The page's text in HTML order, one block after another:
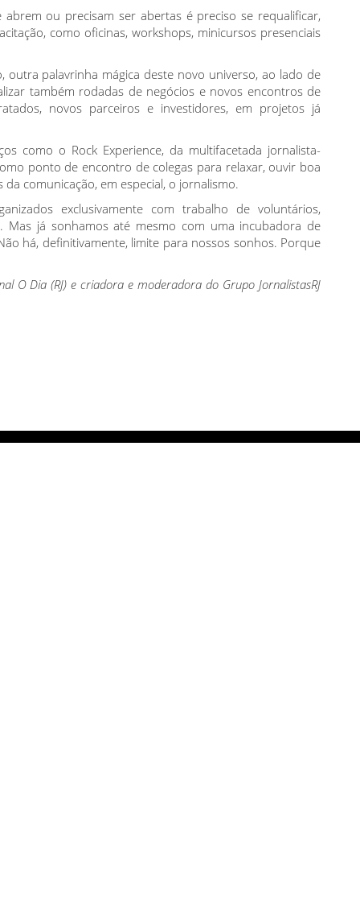
ou precisam ser abertas é preciso se requalificar,
como oficinas, workshops, minicursos presenciais
palavrinha mágica deste novo universo, ao lado de
também rodadas de negócios e novos encontros de
novos parceiros e investidores, em projetos já
como o Rock Experience, da multifacetada jornalista-
ponto de encontro de colegas para relaxar, ouvir boa
comunicação, em especial, o jornalismo.
exclusivamente com trabalho de voluntários,
já sonhamos até mesmo com uma incubadora de
há, definitivamente, limite para nossos sonhos. Porque
O Dia (RJ) e criadora e moderadora do Grupo JornalistasRJ